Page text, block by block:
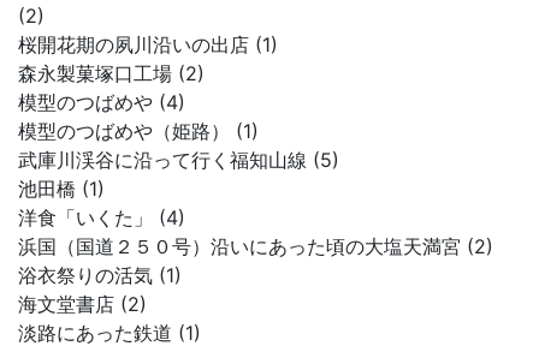
(2)
桜開花期の夙川沿いの出店 (1)
森永製菓塚口工場 (2)
模型のつばめや (4)
模型のつばめや（姫路） (1)
武庫川渓谷に沿って行く福知山線 (5)
池田橋 (1)
洋食「いくた」 (4)
浜国（国道２５０号）沿いにあった頃の大塩天満宮 (2)
浴衣祭りの活気 (1)
海文堂書店 (2)
淡路にあった鉄道 (1)